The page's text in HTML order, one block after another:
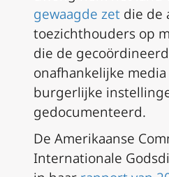
gewaagde zet die de
toezichthouders op
die de
onafhankelijke
burgerlijke
gedocumenteerd.
De Amerikaanse
Internationale